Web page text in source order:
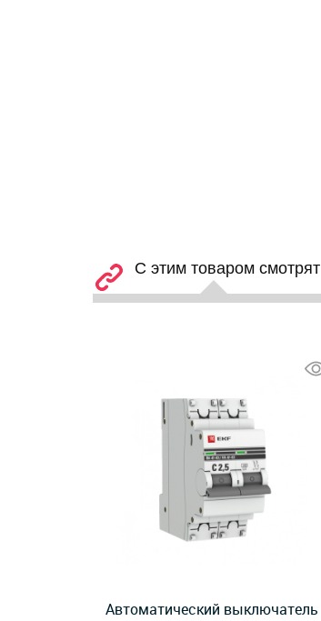
С этим товаром смотрят
Автоматический выключатель